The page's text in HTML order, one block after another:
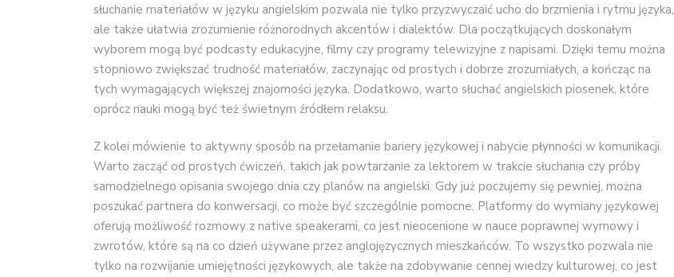
słuchanie materiałów w języku angielskim pozwala nie tylko przyzwyczaić ucho do brzmienia i rytmu języka,
ale także ułatwia zrozumienie różnorodnych akcentów i dialektów. Dla początkujących doskonałym
wyborem mogą być podcasty edukacyjne, filmy czy programy telewizyjne z napisami. Dzięki temu można
stopniowo zwiększać trudność materiałów, zaczynając od prostych i dobrze zrozumiałych, a kończąc na
tych wymagających większej znajomości języka. Dodatkowo, warto słuchać angielskich piosenek, które
oprócz nauki mogą być też świetnym źródłem relaksu.
Z kolei mówienie to aktywny sposób na przełamanie bariery językowej i nabycie płynności w komunikacji.
Warto zacząć od prostych ćwiczeń, takich jak powtarzanie za lektorem w trakcie słuchania czy próby
samodzielnego opisania swojego dnia czy planów na angielski. Gdy już poczujemy się pewniej, można
poszukać partnera do konwersacji, co może być szczególnie pomocne. Platformy do wymiany językowej
oferują możliwość rozmowy z native speakerami, co jest nieocenione w nauce poprawnej wymowy i
zwrotów, które są na co dzień używane przez anglojęzycznych mieszkańców. To wszystko pozwala nie
tylko na rozwijanie umiejętności językowych, ale także na zdobywanie cennej wiedzy kulturowej, co jest